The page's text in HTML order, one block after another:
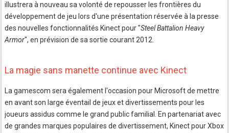
illustrera à nouveau sa volonté de repousser les frontières du
développement de jeu lors d'une présentation réservée à la presse
des nouvelles fonctionnalités Kinect pour "Steel Battalion Heavy
Armor", en prévision de sa sortie courant 2012.
La magie sans manette continue avec Kinect
La gamescom sera également l'occasion pour Microsoft de mettre
en avant son large éventail de jeux et divertissements pour les
joueurs assidus comme le grand public familial. En partenariat avec
de grandes marques populaires de divertissement, Kinect pour Xbox